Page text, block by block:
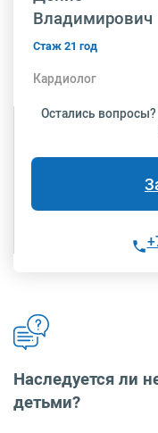
Владимирович
Стаж 21 год
Кардиолог
Остались вопросы?
Наследуется ли
детьми?